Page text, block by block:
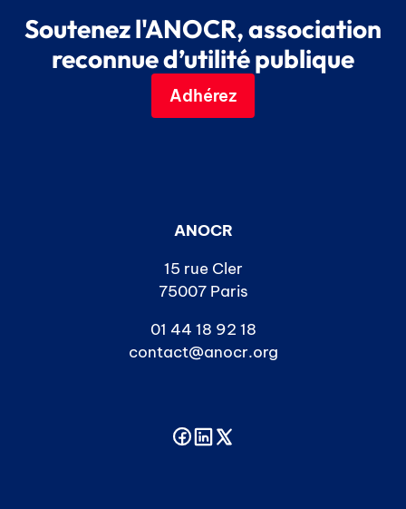
Soutenez l'ANOCR, association
reconnue d’utilité publique
Adhérez
ANOCR
15 rue Cler
75007 Paris
01 44 18 92 18
contact@anocr.org